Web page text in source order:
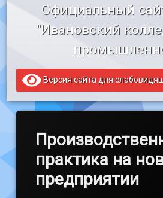
Образовательный кредит
Официальный
"Ивановский
Версия сайта для
практика на
предприятии